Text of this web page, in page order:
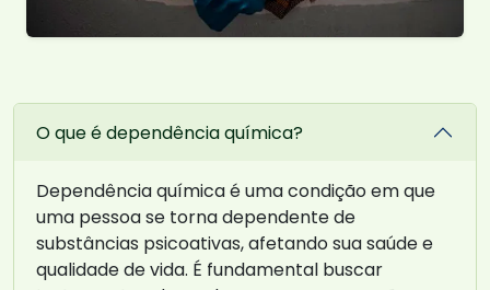
O que é dependência química?
Dependência química é uma condição em que
uma pessoa se torna dependente de
substâncias psicoativas, afetando sua saúde e
qualidade de vida. É fundamental buscar